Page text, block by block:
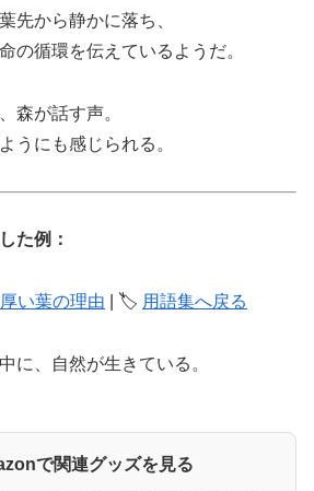
先から静かに落ち、
の循環を伝えているようだ。
森が話す声。
うにも感じられる。
た例：
厚い葉の理由 | 🏷️ 用語集へ戻る
に、自然が生きている。
で関連グッズを見る